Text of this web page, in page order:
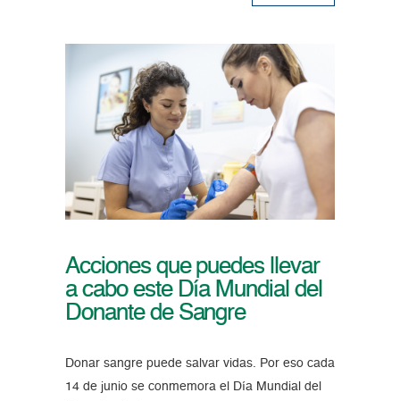
Acciones que puedes llevar
a cabo este Día Mundial del
Donante de Sangre
Donar sangre puede salvar vidas. Por eso cada
14 de junio se conmemora el Día Mundial del